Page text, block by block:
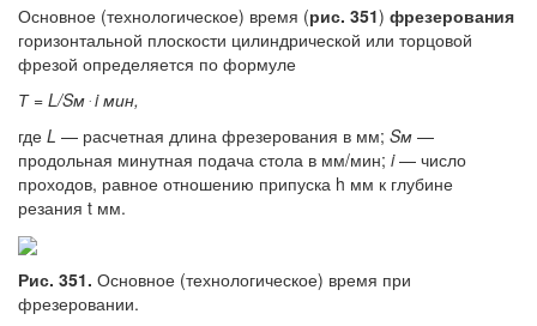
Основное (технологическое) время (рис. 351) фрезерования
горизонтальной плоскости цилиндрической или торцовой
фрезой определяется по формуле
Т = L/Sм ּ i мин,
где L — расчетная длина фрезерования в мм; Sм —
продольная минутная подача стола в мм/мин; i— число
проходов, равное отношению припуска h мм к глубине
резания t мм.
Рис. 351. Основное (технологическое) время при
фрезеровании.